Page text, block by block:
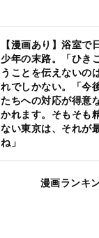
【漫画あり】浴室で
少年の末路。「ひき
うことを伝えないの
れでしかない。「今
たちへの対応が得意
かれます。そもそも
ない東京は、それが
ね」
漫画ランキ